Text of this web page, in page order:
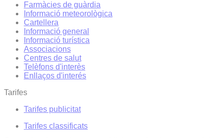
Farmàcies de guàrdia
Informació meteorològica
Cartellera
Informació general
Informació turística
Associacions
Centres de salut
Telèfons d'interès
Enllaços d'interés
Tarifes
Tarifes publicitat
Tarifes classificats